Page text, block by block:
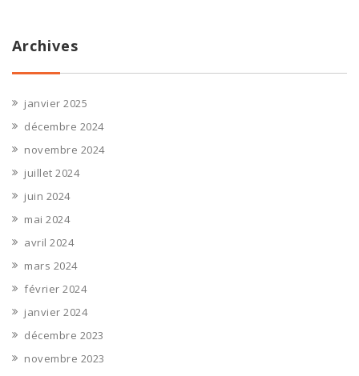
Archives
janvier 2025
décembre 2024
novembre 2024
juillet 2024
juin 2024
mai 2024
avril 2024
mars 2024
février 2024
janvier 2024
décembre 2023
novembre 2023